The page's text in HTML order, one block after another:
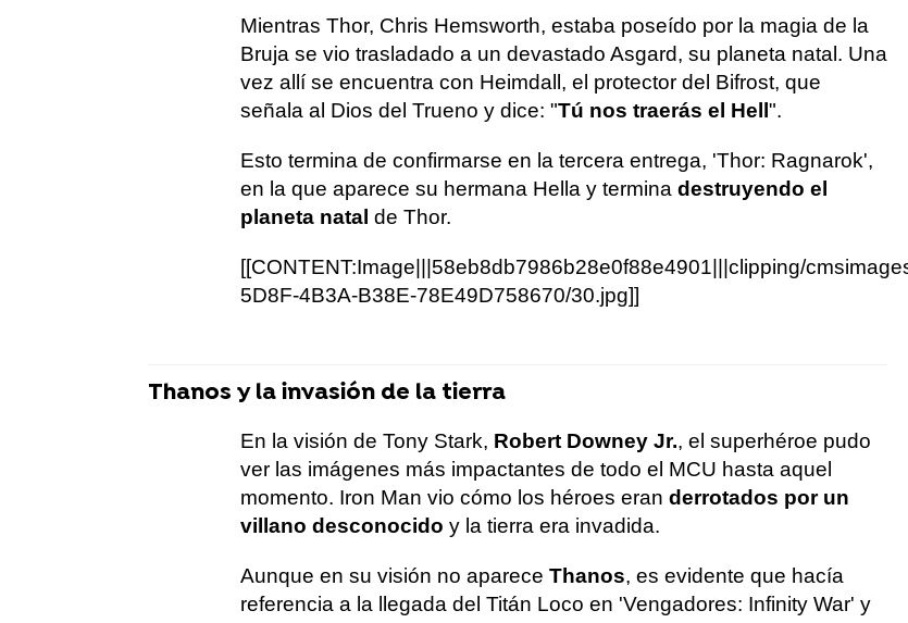
Mientras Thor, Chris Hemsworth, estaba poseído por la magia de la
Bruja se vio trasladado a un devastado Asgard, su planeta natal. Una
vez allí se encuentra con Heimdall, el protector del Bifrost, que
señala al Dios del Trueno y dice: "Tú nos traerás el Hell ".
Esto termina de confirmarse en la tercera entrega, 'Thor: Ragnarok',
en la que aparece su hermana Hella y termina destruyendo el
planeta natal de Thor.
[[CONTENT:Image|||58eb8db7986b28e0f88e4901|||clipping/
5D8F-4B3A-B38E-78E49D758670/30.jpg]]
Thanos y la invasión de la tierra
En la visión de Tony Stark, Robert Downey Jr., el superhéroe pudo
ver las imágenes más impactantes de todo el MCU hasta aquel
momento. Iron Man vio cómo los héroes eran derrotados por un
villano desconocido y la tierra era invadida.
Aunque en su visión no aparece Thanos, es evidente que hacía
referencia a la llegada del Titán Loco en 'Vengadores: Infinity War' y